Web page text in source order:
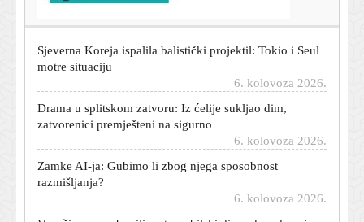
motre situaciju
zatvorenici premješteni na sigurno
razmišljanja?